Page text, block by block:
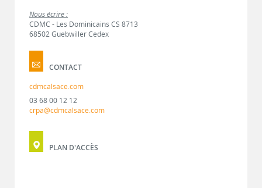
Nous écrire :
CDMC - Les Dominicains CS 8713
68502 Guebwiller Cedex
CONTACT
cdmcalsace.com
03 68 00 12 12
crpa@cdmcalsace.com
PLAN D'ACCÈS